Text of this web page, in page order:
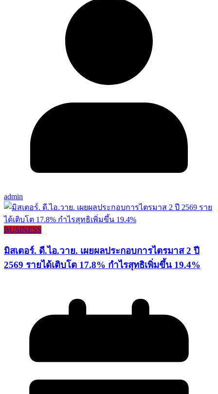
admin
BUSINESS
มิสเตอร์. ดี.ไอ.วาย. เผยผลประกอบการไตรมาส 2 ปี
2569 รายได้เติบโต 17.8% กำไรสุทธิเพิ่มขึ้น 19.4%